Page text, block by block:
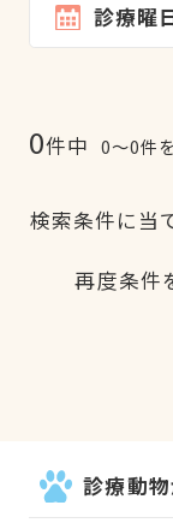
診療曜
0件中 0〜0件
検索条件に当
再度条件
診療動